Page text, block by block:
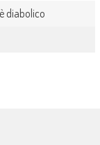
diabolico